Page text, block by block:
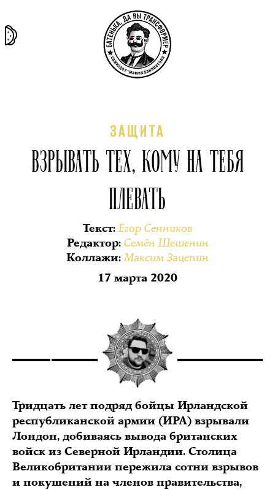
ЗАЩИТА
ВЗРЫВАТЬ ТЕХ, КОМУ НА ТЕБЯ
ПЛЕВАТЬ
Текст:Егор Сенников
Редактор: Семён Шешенин
Коллажи:Максим Зацепин
17 марта 2020
Тридцать лет подряд бойцы Ирландской
республиканской армии (ИРА) взрывали
Лондон, добиваясь вывода британских
войск из Северной Ирландии. Столица
Великобритании пережила сотни взрывов
и покушений на членов правительства,